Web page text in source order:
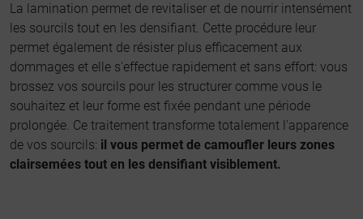
La lamination permet de revitaliser et de nourrir intensément
les sourcils tout en les densifiant. Cette procédure leur
permet également de résister plus efficacement aux
dommages et elle s'effectue rapidement et sans effort: vous
brossez vos sourcils pour les structurer comme vous le
souhaitez et leur forme est fixée pendant une période
prolongée. Ce traitement transforme totalement l'apparence
de vos sourcils: il vous permet de camoufler leurs zones
clairsemées tout en les densifiant visiblement.